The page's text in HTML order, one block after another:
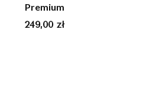
Premium
Cena
249,00 zł